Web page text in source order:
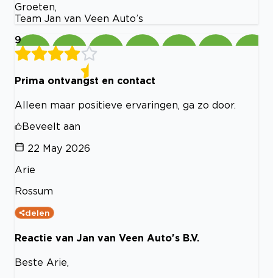
Groeten,
Team Jan van Veen Auto’s
9
Prima ontvangst en contact
Alleen maar positieve ervaringen, ga zo door.
Beveelt aan
22 May 2026
Arie
Rossum
delen
Reactie van Jan van Veen Auto's B.V.
Beste Arie,